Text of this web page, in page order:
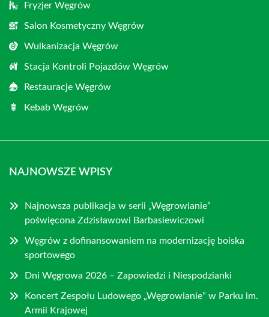
Fryzjer Węgrów
Salon Kosmetyczny Węgrów
Wulkanizacja Węgrów
Stacja Kontroli Pojazdów Węgrów
Restauracje Węgrów
Kebab Węgrów
NAJNOWSZE WPISY
Najnowsza publikacja w serii „Węgrowianie”
poświęcona Zdzisławowi Barbasiewiczowi
Węgrów z dofinansowaniem na modernizację boiska
sportowego
Dni Węgrowa 2026 – Zapowiedzi i Niespodzianki
Koncert Zespołu Ludowego „Węgrowianie” w Parku im.
Armii Krajowej